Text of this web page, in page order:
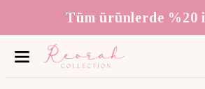
Tüm ürünlerde %20